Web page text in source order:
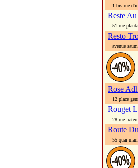
1 bis rue
Reste Au
51 rue
Resto
avenue
Rose
12 place
Rouget
28 rue
Route
55 quai